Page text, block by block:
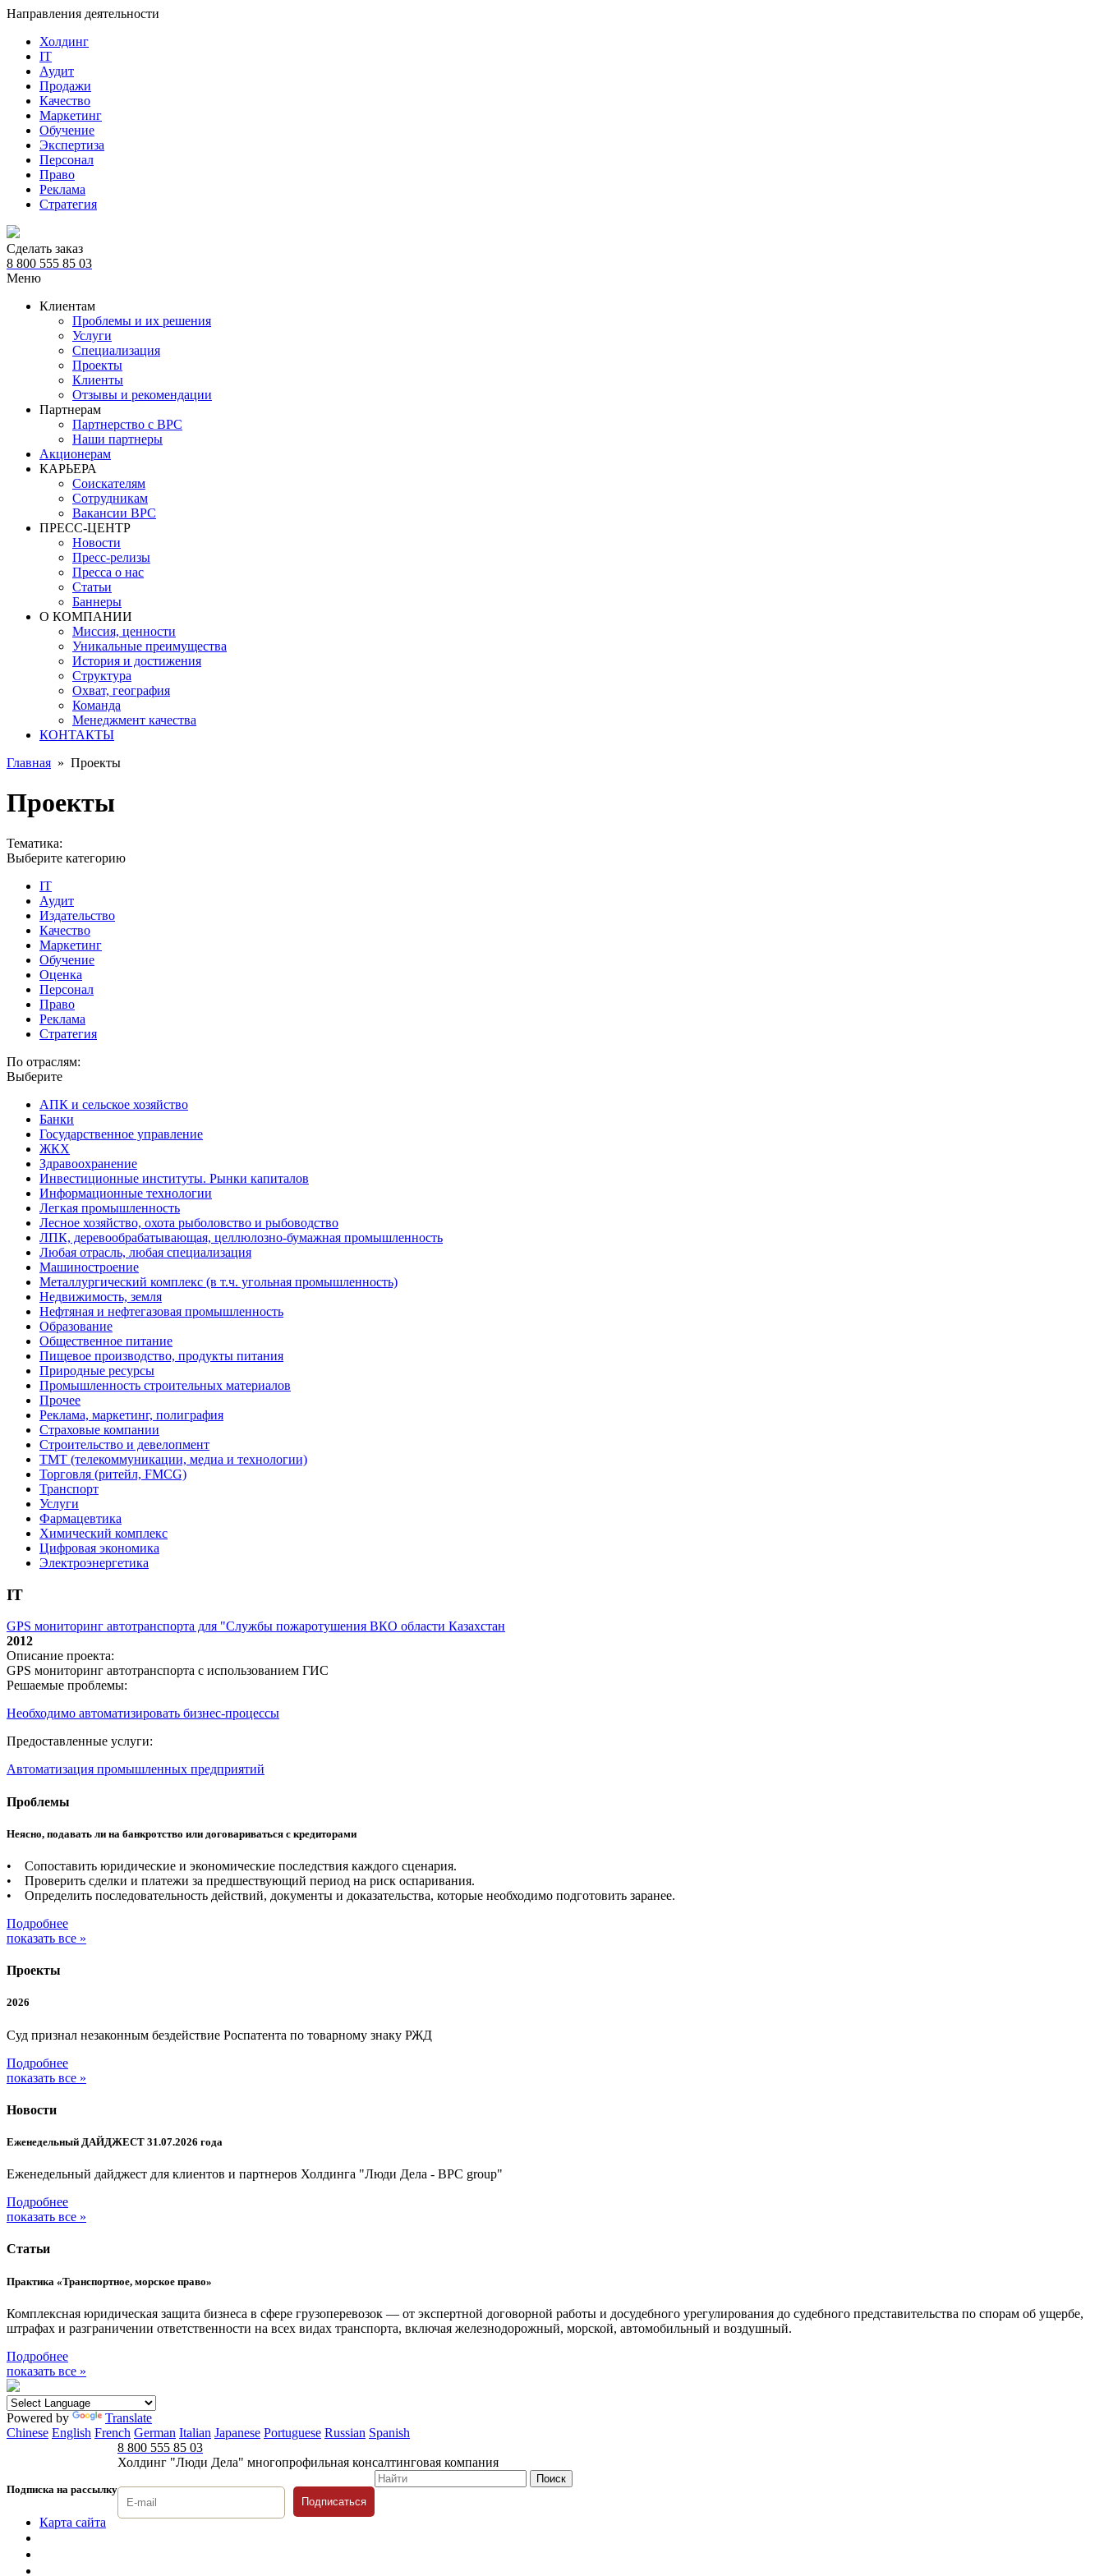
Направления деятельности
Холдинг
IT
Аудит
Продажи
Качество
Маркетинг
Обучение
Экспертиза
Персонал
Право
Реклама
Стратегия
Сделать заказ
8 800 555 85 03
Меню
Клиентам
Проблемы и их решения
Услуги
Специализация
Проекты
Клиенты
Отзывы и рекомендации
Партнерам
Партнерство с BPC
Наши партнеры
Акционерам
КАРЬЕРА
Соискателям
Сотрудникам
Вакансии BPC
ПРЕСС-ЦЕНТР
Новости
Пресс-релизы
Пресса о нас
Статьи
Баннеры
О КОМПАНИИ
Миссия, ценности
Уникальные преимущества
История и достижения
Структура
Охват, география
Команда
Менеджмент качества
КОНТАКТЫ
Главная » Проекты
Проекты
Тематика:
Выберите категорию
IT
Аудит
Издательство
Качество
Маркетинг
Обучение
Оценка
Персонал
Право
Реклама
Стратегия
По отраслям:
Выберите
АПК и сельское хозяйство
Банки
Государственное управление
ЖКХ
Здравоохранение
Инвестиционные институты. Рынки капиталов
Информационные технологии
Легкая промышленность
Лесное хозяйство, охота рыболовство и рыбоводство
ЛПК, деревообрабатывающая, целлюлозно-бумажная промышленность
Любая отрасль, любая специализация
Машиностроение
Металлургический комплекс (в т.ч. угольная промышленность)
Недвижимость, земля
Нефтяная и нефтегазовая промышленность
Образование
Общественное питание
Пищевое производство, продукты питания
Природные ресурсы
Промышленность строительных материалов
Прочее
Реклама, маркетинг, полиграфия
Страховые компании
Строительство и девелопмент
ТМТ (телекоммуникации, медиа и технологии)
Торговля (ритейл, FMCG)
Транспорт
Услуги
Фармацевтика
Химический комплекс
Цифровая экономика
Электроэнергетика
IT
GPS мониторинг автотранспорта для "Службы пожаротушения ВКО области Казахстан
2012
Описание проекта:
GPS мониторинг автотранспорта с использованием ГИС
Решаемые проблемы:
Необходимо автоматизировать бизнес-процессы
Предоставленные услуги:
Автоматизация промышленных предприятий
Проблемы
Неясно, подавать ли на банкротство или договариваться с кредиторами
• Сопоставить юридические и экономические последствия каждого сценария.
• Проверить сделки и платежи за предшествующий период на риск оспаривания.
• Определить последовательность действий, документы и доказательства, которые необходимо подготовить заранее.
Подробнее
показать все »
Проекты
2026
Суд признал незаконным бездействие Роспатента по товарному знаку РЖД
Подробнее
показать все »
Новости
Еженедельный ДАЙДЖЕСТ 31.07.2026 года
Еженедельный дайджест для клиентов и партнеров Холдинга "Люди Дела - BPC group"
Подробнее
показать все »
Статьи
Практика «Транспортное, морское право»
Комплексная юридическая защита бизнеса в сфере грузоперевозок — от экспертной договорной работы и досудебного урегулирования до судебного представительства по спорам об ущербе,
штрафах и разграничении ответственности на всех видах транспорта, включая железнодорожный, морской, автомобильный и воздушный.
Подробнее
показать все »
Powered by
Translate
Chinese English French German Italian Japanese Portuguese Russian Spanish
Подписка на рассылку
8 800 555 85 03
Холдинг "Люди Дела" многопрофильная консалтинговая компания
Подписаться
Карта сайта